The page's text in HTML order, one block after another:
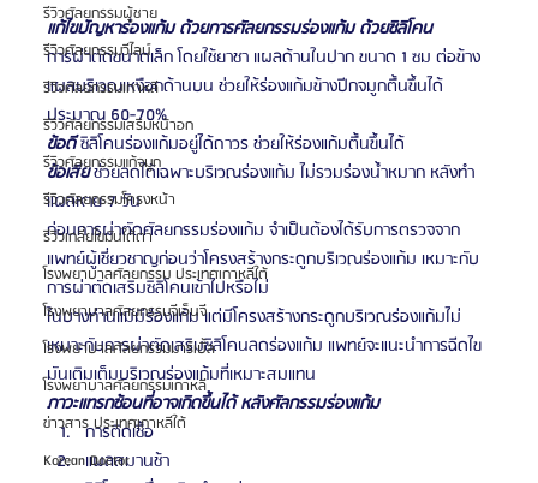
รีวิวศัลยกรรมผู้ชาย
รีวิวศัลยกรรมวีไลน์
รีวิวศัลยกรรมเกาหลี
รีวิวศัลยกรรมเสริมหน้าอก
รีวิวศัลยกรรมแก้จมูก
รีวิวศัลยกรรมโครงหน้า
รีวิวเกลี่ยไขมันใต้ตา
โรงพยาบาลศัลยกรรม ประเทศเกาหลีใต้
โรงพยาบาลศัลยกรรมจีเอ็นจี
โรงพยาบาลศัลยกรรมมาร์เบิ้ล
โรงพยาบาลศัลยกรรมเกาหลี
ข่าวสาร ประเทศเกาหลีใต้
Korean Doctor
แก้ไขปัญหาร่องแก้ม ด้วยการศัลยกรรมร่องแก้ม ด้วยซิลิโคน
การผ่าตัดขนาดเล็ก โดยใช้ยาชา แผลด้านในปาก ขนาด 1 ซม ต่อข้าง
แผลบริเวณเหงือกด้านบน ช่วยให้ร่องแก้มข้างปีกจมูกตื้นขึ้นได้
ประมาณ 60-70%
ข้อดี ซิลิโคนร่องแก้มอยู่ได้ถาวร ช่วยให้ร่องแก้มตื้นขึ้นได้
ข้อเสียช่วยลดได้เฉพาะบริเวณร่องแก้ม ไม่รวมร่องน้ำหมาก หลังทำ
แผลหาย 7 วัน
ก่อนการผ่าตัดศัลยกรรมร่องแก้ม จำเป็นต้องได้รับการตรวจจาก
แพทย์ผู้เชี่ยวชาญก่อนว่าโครงสร้างกระดูกบริเวณร่องแก้ม เหมาะกับ
การผ่าตัดเสริมซิลิโคนเข้าไปหรือไม่
ในบางท่านแม้มีร่องแก้ม แต่มีโครงสร้างกระดูกบริเวณร่องแก้มไม่
เหมาะกับการผ่าตัดเสริมซิลิโคนลดร่องแก้ม แพทย์จะแนะนำการฉีดไข
มันเติมเต็มบริเวณร่องแก้มที่เหมาะสมแทน
ภาวะแทรกซ้อนที่อาจเกิดขึ้นได้ หลังศัลกรรมร่องแก้ม
การติดเชื้อ
แผลสมานช้า